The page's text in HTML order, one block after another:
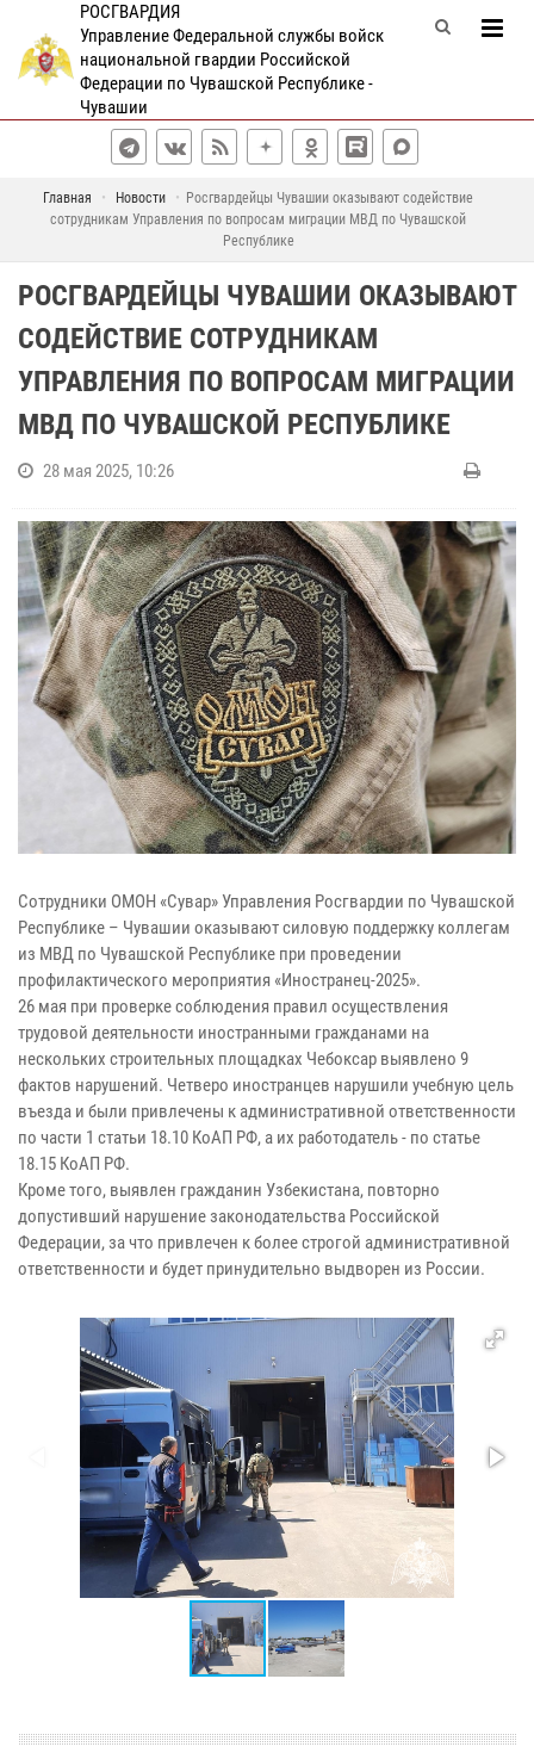
РОСГВАРДИЯ
Управление Федеральной службы войск
национальной гвардии Российской
Федерации по Чувашской Республике -
Чувашии
Главная Новости
Росгвардейцы Чувашии оказывают содействие
сотрудникам Управления по вопросам миграции МВД по Чувашской
Республике
РОСГВАРДЕЙЦЫ ЧУВАШИИ ОКАЗЫВАЮТ
СОДЕЙСТВИЕ СОТРУДНИКАМ
УПРАВЛЕНИЯ ПО ВОПРОСАМ МИГРАЦИИ
МВД ПО ЧУВАШСКОЙ РЕСПУБЛИКЕ
28 мая 2025, 10:26
Сотрудники ОМОН «Сувар» Управления Росгвардии по Чувашской
Республике – Чувашии оказывают силовую поддержку коллегам
из МВД по Чувашской Республике при проведении
профилактического мероприятия «Иностранец-2025».
26 мая при проверке соблюдения правил осуществления
трудовой деятельности иностранными гражданами на
нескольких строительных площадках Чебоксар выявлено 9
фактов нарушений. Четверо иностранцев нарушили учебную цель
въезда и были привлечены к административной ответственности
по части 1 статьи 18.10 КоАП РФ, а их работодатель - по статье
18.15 КоАП РФ.
Кроме того, выявлен гражданин Узбекистана, повторно
допустивший нарушение законодательства Российской
Федерации, за что привлечен к более строгой административной
ответственности и будет принудительно выдворен из России.